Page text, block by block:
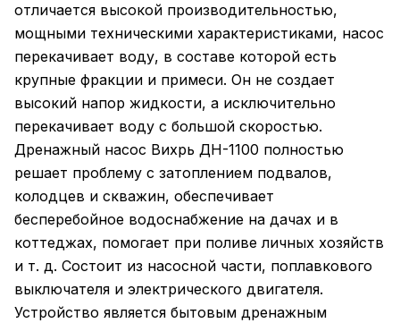
отличается высокой производительностью,
мощными техническими характеристиками, насос
перекачивает воду, в составе которой есть
крупные фракции и примеси. Он не создает
высокий напор жидкости, а исключительно
перекачивает воду с большой скоростью.
Дренажный насос Вихрь ДН-1100 полностью
решает проблему с затоплением подвалов,
колодцев и скважин, обеспечивает
бесперебойное водоснабжение на дачах и в
коттеджах, помогает при поливе личных хозяйств
и т. д. Состоит из насосной части, поплавкового
выключателя и электрического двигателя.
Устройство является бытовым дренажным